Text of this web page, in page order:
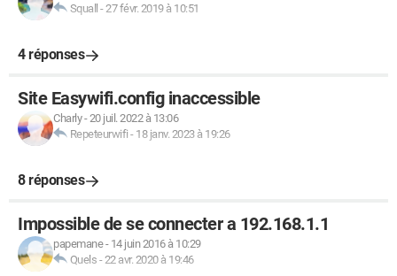
Squall -27 févr. 2019 à 10:51
4 réponses
Site Easywifi.config inaccessible
Charly-20 juil. 2022 à 13:06
Repeteurwifi - 18 janv. 2023 à 19:26
8 réponses
Impossible de se connecter a 192.168.1.1
papemane- 14 juin 2016 à 10:29
Quels -22 avr. 2020 à 19:46